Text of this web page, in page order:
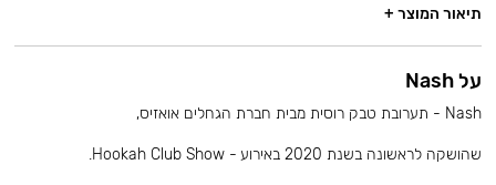
תיאור המוצר +
על Nash
Nash - תערובת טבק רוסית מבית חברת הגחלים אואזיס,
שהושקה לראשונה בשנת 2020 באירוע - Hookah Club Show.